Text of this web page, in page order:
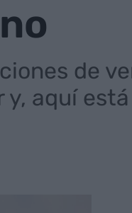
de
aquí